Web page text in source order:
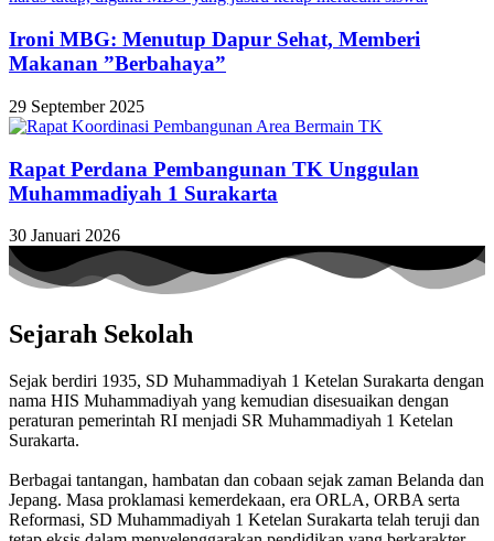
Ironi MBG: Menutup Dapur Sehat, Memberi
Makanan ”Berbahaya”
29 September 2025
Rapat Perdana Pembangunan TK Unggulan
Muhammadiyah 1 Surakarta
30 Januari 2026
Sejarah Sekolah
Sejak berdiri 1935, SD Muhammadiyah 1 Ketelan Surakarta dengan
nama HIS Muhammadiyah yang kemudian disesuaikan dengan
peraturan pemerintah RI menjadi SR Muhammadiyah 1 Ketelan
Surakarta.
Berbagai tantangan, hambatan dan cobaan sejak zaman Belanda dan
Jepang. Masa proklamasi kemerdekaan, era ORLA, ORBA serta
Reformasi, SD Muhammadiyah 1 Ketelan Surakarta telah teruji dan